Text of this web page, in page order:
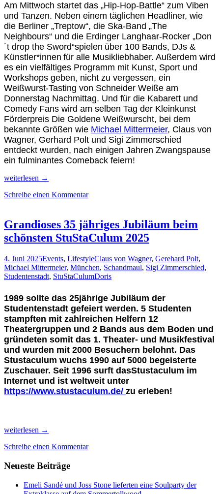
Am Mittwoch startet das „Hip-Hop-Battle“ zum Viben
und Tanzen. Neben einem täglichen Headliner, wie
die Berliner „Treptow“, die Ska-Band „The
Neighbours“ und die Erdinger Langhaar-Rocker „Don
´t drop the Sword“spielen über 100 Bands, DJs &
Künstler*innen für alle Musikliebhaber. Außerdem wird
es ein vielfältiges Programm mit Kunst, Sport und
Workshops geben, nicht zu vergessen, ein
Weißwurst-Tasting von Schneider Weiße am
Donnerstag Nachmittag. Und für die Kabarett und
Comedy Fans wird am selben Tag der Kleinkunst
Förderpreis Die Goldene Weißwurscht, bei dem
bekannte Größen wie Michael Mittermeier, Claus von
Wagner, Gerhard Polt und Sigi Zimmerschied
entdeckt wurden, nach einigen Jahren Zwangspause
ein fulminantes Comeback feiern!
Das
Studentische
Kulturfestival
StuStaCulum
2026
Anfang
Juni
weiterlesen →
Schreibe einen Kommentar
Grandioses 35 jähriges Jubiläum beim
schönsten StuStaCulum 2025
4. Juni 2025Events, LifestyleClaus von Wagner, Gerehard Polt,
Michael Mittermeier, München, Schandmaul, Sigi Zimmerschied,
Studentenstadt, StuStaCulumDoris
1989 sollte das 25jährige Jubiläum der
Studentenstadt gefeiert werden. 5 Studenten
stampften mit zahlreichen Helfern 12
Theatergruppen und 2 Bands aus dem Boden und
gründeten somit das 1. Theater- und Musikfestival
und wurden mit 2000 Besuchern belohnt. Das
Stustaculum wuchs 1990 auf 5000 begeisterte
Zuschauer. Seit 1996 surft dasStustaculum im
Internet und ist weltweit unter
https://www.stustaculum.de/ zu erleben!
Grandioses
jähriges
beim
StuStaCulum
weiterlesen →
Schreibe einen Kommentar
Neueste Beiträge
Emeli Sandé und Joss Stone lieferten eine Soulparty der